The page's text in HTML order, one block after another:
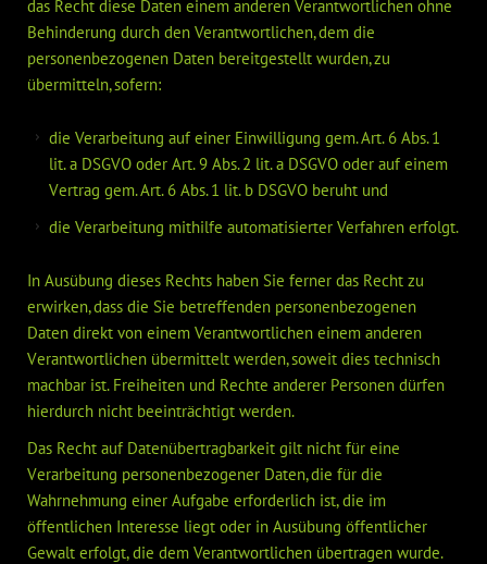
das Recht diese Daten einem anderen Verantwortlichen ohne
Behinderung durch den Verantwortlichen, dem die
personenbezogenen Daten bereitgestellt wurden, zu
übermitteln, sofern:
die Verarbeitung auf einer Einwilligung gem. Art. 6 Abs. 1
lit. a DSGVO oder Art. 9 Abs. 2 lit. a DSGVO oder auf einem
Vertrag gem. Art. 6 Abs. 1 lit. b DSGVO beruht und
die Verarbeitung mithilfe automatisierter Verfahren erfolgt.
In Ausübung dieses Rechts haben Sie ferner das Recht zu
erwirken, dass die Sie betreffenden personenbezogenen
Daten direkt von einem Verantwortlichen einem anderen
Verantwortlichen übermittelt werden, soweit dies technisch
machbar ist. Freiheiten und Rechte anderer Personen dürfen
hierdurch nicht beeinträchtigt werden.
Das Recht auf Datenübertragbarkeit gilt nicht für eine
Verarbeitung personenbezogener Daten, die für die
Wahrnehmung einer Aufgabe erforderlich ist, die im
öffentlichen Interesse liegt oder in Ausübung öffentlicher
Gewalt erfolgt, die dem Verantwortlichen übertragen wurde.